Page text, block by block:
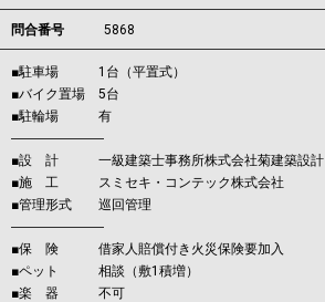
問合番号 5868
■駐車場 1台（平置式）
■バイク置場 5台
■駐輪場 有
―――――――
■設 計 一級建築士事務所株式会社菊建築設計
■施 工 スミセキ・コンテック株式会社
■管理形式 巡回管理
―――――――
■保 険 借家人賠償付き火災保険要加入
■ペット 相談（敷1積増）
■楽 器 不可